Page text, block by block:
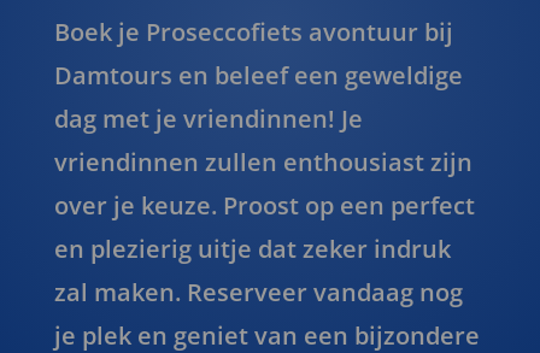
Boek je Proseccofiets avontuur bij
Damtours en beleef een geweldige
dag met je vriendinnen! Je
vriendinnen zullen enthousiast zijn
over je keuze. Proost op een perfect
en plezierig uitje dat zeker indruk
zal maken. Reserveer vandaag nog
je plek en geniet van een bijzondere